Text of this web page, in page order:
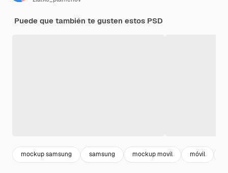
Puede que también te gusten estos PSD
mockup samsung samsung mockup movil móvil